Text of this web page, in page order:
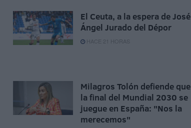
El Ceuta, a la espera de José
Ángel Jurado del Dépor
HACE 21 HORAS
Milagros Tolón defiende que
la final del Mundial 2030 se
juegue en España: "Nos la
merecemos"